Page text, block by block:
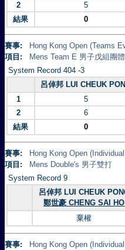
2
5
結果
0
賽事:
Hong Kong Open (Teams
項目:
Mens Team E 男子戊組團體
System Record 404 -3
呂倬邦 LUI CHEUK
1
5
2
6
結果
0
賽事:
Hong Kong Open
項目:
Mens Double's 男子雙打
System Record 9
呂倬邦 LUI CHEUK
鄭世豪 CHENG SAI HO
棄權
賽事:
Hong Kong Open